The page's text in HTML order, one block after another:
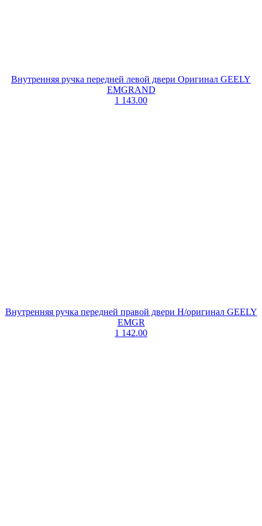
Внутренняя ручка передней левой двери Оригинал GEELY
EMGRAND
1 143.00
Внутренняя ручка передней правой двери Н/оригинал GEELY
EMGR
1 142.00